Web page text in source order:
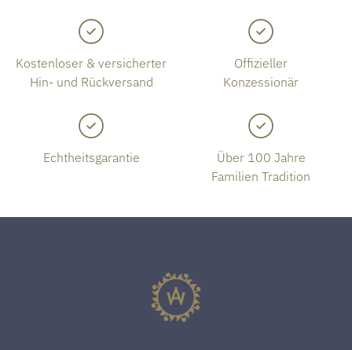
Kostenloser & versicherter
Hin- und Rückversand
Offizieller
Konzessionär
Echtheitsgarantie
Über 100 Jahre
Familien Tradition